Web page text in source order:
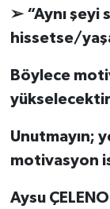
➢ “Aynı şeyi
hissetse/
Böylece
Unutmayın;
motivasyon
Aysu